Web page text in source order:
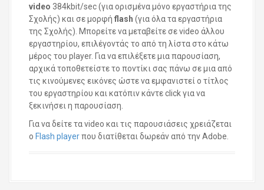
video 384kbit/sec (για ορισμένα μόνο εργαστήρια της
Σχολής) και σε μορφή flash (για όλα τα εργαστήρια
της Σχολής). Μπορείτε να μεταβείτε σε video άλλου
εργαστηρίου, επιλέγοντάς το από τη λίστα στο κάτω
μέρος του player. Για να επιλέξετε μια παρουσίαση,
αρχικά τοποθετείστε το ποντίκι σας πάνω σε μια από
τις κινούμενες εικόνες ώστε να εμφανιστεί ο τίτλος
του εργαστηρίου και κατόπιν κάντε click για να
ξεκινήσει η παρουσίαση.
Για να δείτε τα video και τις παρουσιάσεις χρειάζεται
ο Flash playerπου διατίθεται δωρεάν από την Adobe.